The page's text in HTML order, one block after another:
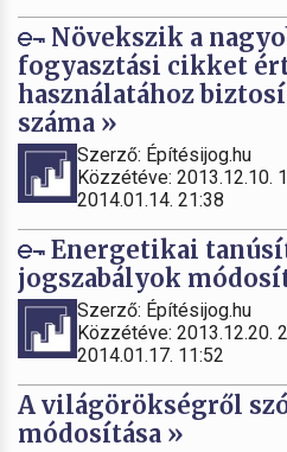
Növekszik a
fogyasztási cikket
használatához
száma »
Szerző: Építésijog.hu
Közzétéve: 2013.12.10.
2014.01.14. 21:38
Energetikai
jogszabályok
Szerző: Építésijog.hu
Közzétéve: 2013.12.20.
2014.01.17. 11:52
A világörökségről
módosítása »